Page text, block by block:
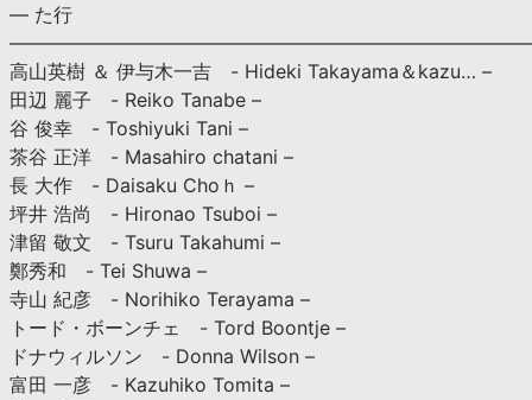
— た行
高山英樹 ＆ 伊与木一吉 - Hideki Takayama＆kazu… –
田辺 麗子 - Reiko Tanabe –
谷 俊幸 - Toshiyuki Tani –
茶谷 正洋 - Masahiro chatani –
長 大作 - Daisaku Choｈ –
坪井 浩尚 - Hironao Tsuboi –
津留 敬文 - Tsuru Takahumi –
鄭秀和 - Tei Shuwa –
寺山 紀彦 - Norihiko Terayama –
トード・ボーンチェ - Tord Boontje –
ドナウィルソン - Donna Wilson –
富田 一彦 - Kazuhiko Tomita –